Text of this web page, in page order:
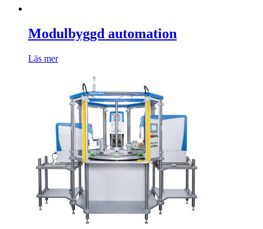
Modulbyggd automation
Läs mer